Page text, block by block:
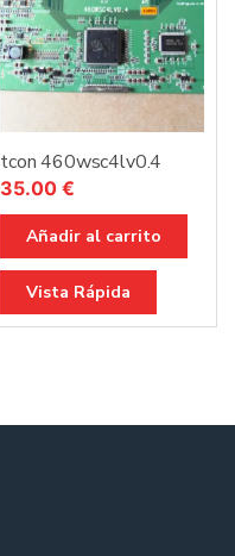
tcon 460wsc4lv0.4
35.00 €
Añadir al carrito
Vista Rápida